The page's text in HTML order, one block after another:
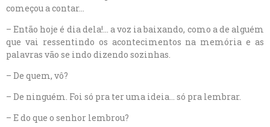
começou a contar…
– Então hoje é dia dela!… a voz ia baixando, como a de alguém
que vai ressentindo os acontecimentos na memória e as
palavras vão se indo dizendo sozinhas.
– De quem, vô?
– De ninguém. Foi só pra ter uma ideia… só pra lembrar.
– E do que o senhor lembrou?